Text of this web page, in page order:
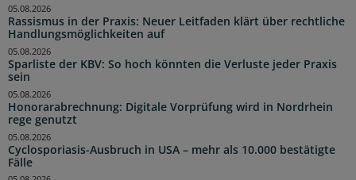
Rassismus in der Praxis: Neuer Leitfaden klärt über rechtliche
Handlungsmöglichkeiten auf
05.08.2026
Sparliste der KBV: So hoch könnten die Verluste jeder Praxis
sein
05.08.2026
Honorarabrechnung: Digitale Vorprüfung wird in Nordrhein
rege genutzt
05.08.2026
Cyclosporiasis-Ausbruch in USA – mehr als 10.000 bestätigte
Fälle
05.08.2026